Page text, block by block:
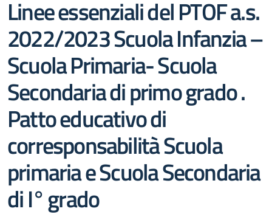
Linee essenziali del PTOF a.s.
2022/2023 Scuola Infanzia –
Scuola Primaria- Scuola
Secondaria di primo grado .
Patto educativo di
corresponsabilità Scuola
primaria e Scuola Secondaria
di I° grado